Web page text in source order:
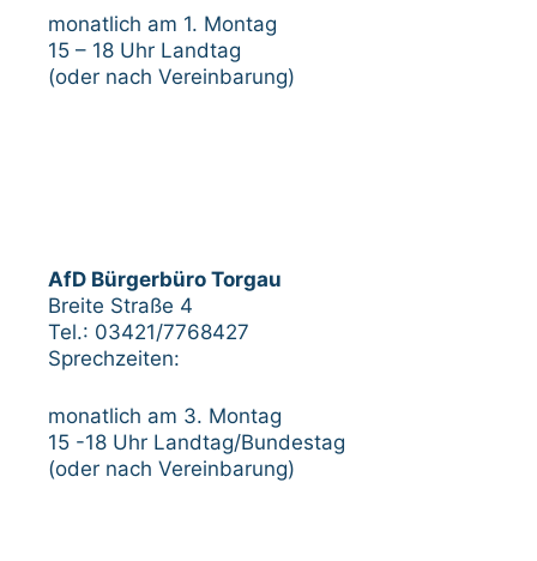
monatlich am 1. Montag
15 – 18 Uhr Landtag
(oder nach Vereinbarung)
AfD Bürgerbüro Torgau
Breite Straße 4
Tel.: 03421/7768427
Sprechzeiten:
monatlich am 3. Montag
15 -18 Uhr Landtag/Bundestag
(oder nach Vereinbarung)